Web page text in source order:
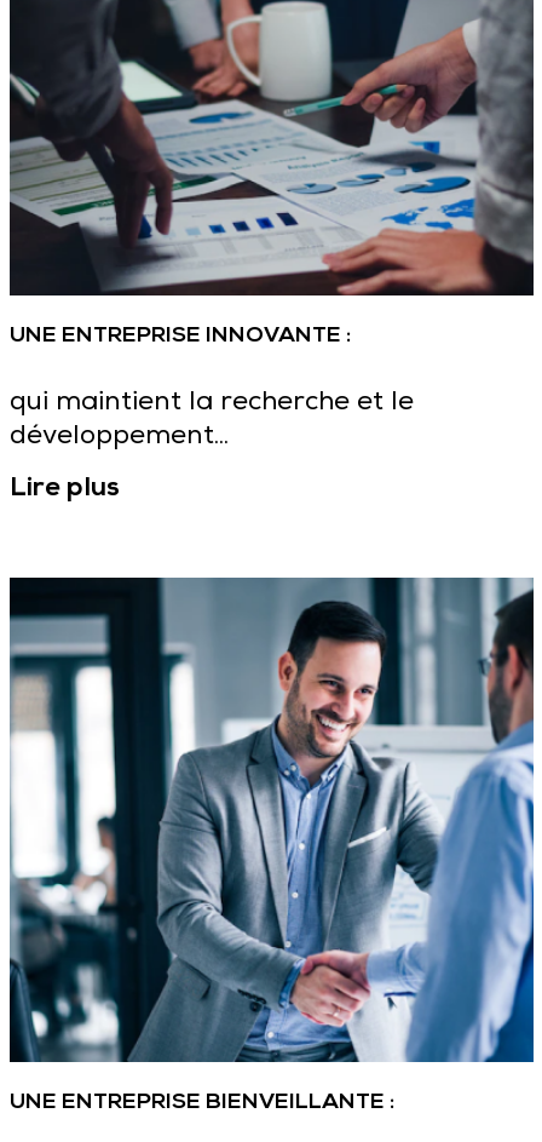
UNE ENTREPRISE INNOVANTE :
qui maintient la recherche et le
développement...
Lire plus
UNE ENTREPRISE BIENVEILLANTE :